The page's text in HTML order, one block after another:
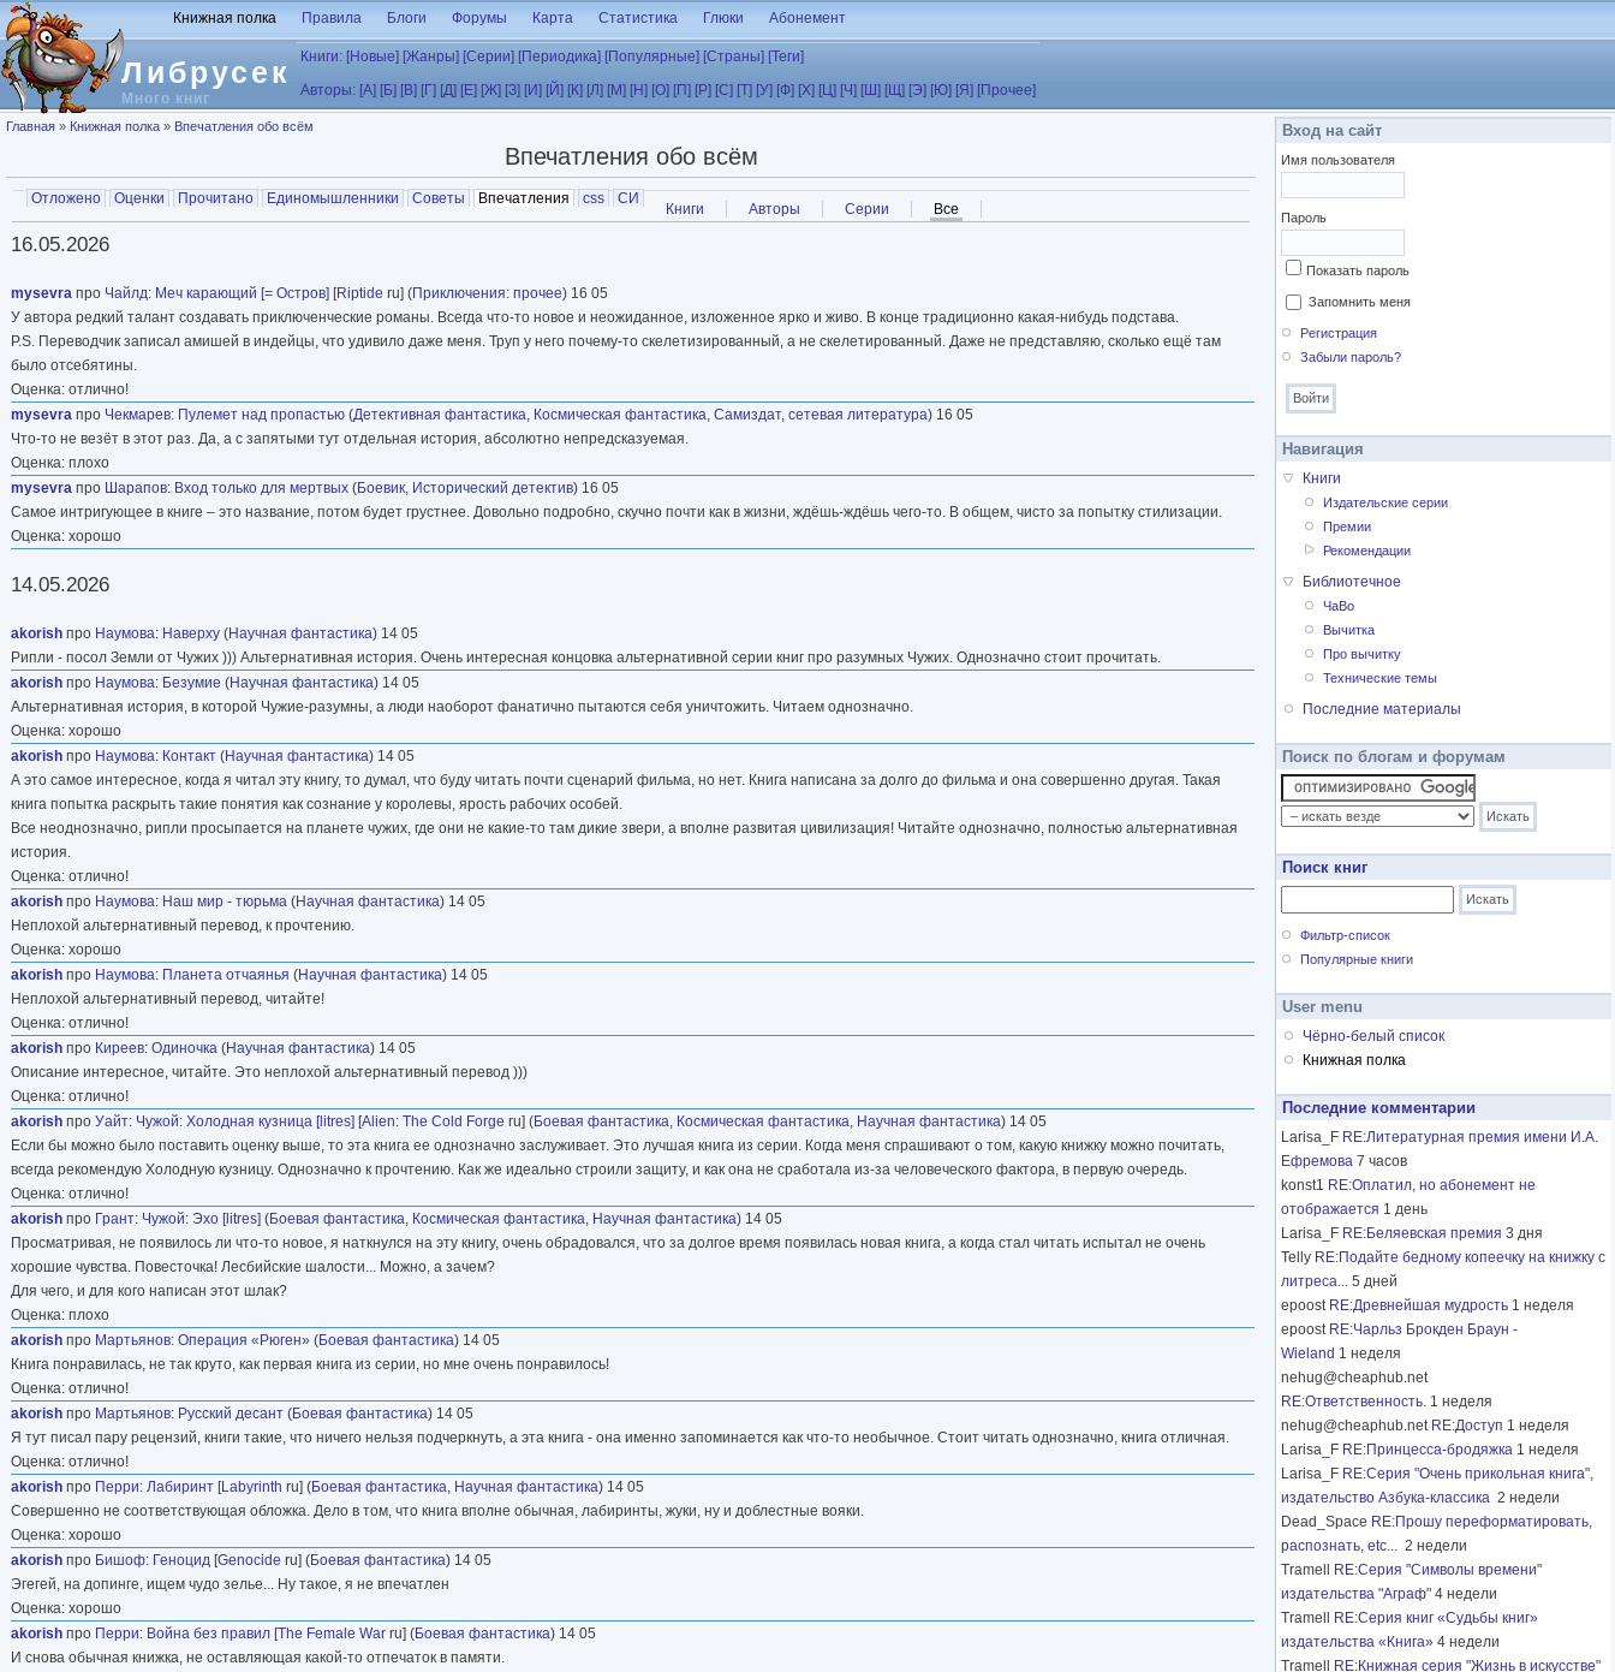
Перейти к основному содержанию
Либрусек
Много книг
Книжная полка Правила Блоги Форумы Карта Статистика Глюки Абонемент
Книги: [Новые] [Жанры] [Серии] [Периодика] [Популярные] [Страны] [Теги]
Авторы: [А] [Б] [В] [Г] [Д] [Е] [Ж] [З] [И] [Й] [К] [Л] [М] [Н] [О] [П] [Р] [С] [Т] [У] [Ф] [Х] [Ц] [Ч] [Ш] [Щ] [Э] [Ю] [Я] [Прочее]
Вы здесь
Главная » Книжная полка » Впечатления обо всём
Впечатления обо всём
Главные вкладки
Отложено Оценки Прочитано Единомышленники Советы Впечатления (активная вкладка)
css СИ
Вторичные вкладки Книги Авторы Серии Все
16.05.2026
mysevra про Чайлд: Меч карающий [= Остров] [Riptide ru] (Приключения: прочее) 16 05
У автора редкий талант создавать приключенческие романы. Всегда что-то новое и неожиданное, изложенное ярко и живо. В конце традиционно какая-нибудь подстава.
P.S. Переводчик записал амишей в индейцы, что удивило даже меня. Труп у него почему-то скелетизированный, а не скелетированный. Даже не представляю, сколько ещё там
было отсебятины.
Оценка: отлично!
mysevra про Чекмарев: Пулемет над пропастью (Детективная фантастика, Космическая фантастика, Самиздат, сетевая литература) 16 05
Что-то не везёт в этот раз. Да, а с запятыми тут отдельная история, абсолютно непредсказуемая.
Оценка: плохо
mysevra про Шарапов: Вход только для мертвых (Боевик, Исторический детектив) 16 05
Самое интригующее в книге – это название, потом будет грустнее. Довольно подробно, скучно почти как в жизни, ждёшь-ждёшь чего-то. В общем, чисто за попытку стилизации.
Оценка: хорошо
14.05.2026
akorish про Наумова: Наверху (Научная фантастика) 14 05
Рипли - посол Земли от Чужих ))) Альтернативная история. Очень интересная концовка альтернативной серии книг про разумных Чужих. Однозначно стоит прочитать.
akorish про Наумова: Безумие (Научная фантастика) 14 05
Альтернативная история, в которой Чужие-разумны, а люди наоборот фанатично пытаются себя уничтожить. Читаем однозначно.
Оценка: хорошо
akorish про Наумова: Контакт (Научная фантастика) 14 05
А это самое интересное, когда я читал эту книгу, то думал, что буду читать почти сценарий фильма, но нет. Книга написана за долго до фильма и она совершенно другая. Такая
книга попытка раскрыть такие понятия как сознание у королевы, ярость рабочих особей.
Все неоднозначно, рипли просыпается на планете чужих, где они не какие-то там дикие звери, а вполне развитая цивилизация! Читайте однозначно, полностью альтернативная
история.
Оценка: отлично!
akorish про Наумова: Наш мир - тюрьма (Научная фантастика) 14 05
Неплохой альтернативный перевод, к прочтению.
Оценка: хорошо
akorish про Наумова: Планета отчаянья (Научная фантастика) 14 05
Неплохой альтернативный перевод, читайте!
Оценка: отлично!
akorish про Киреев: Одиночка (Научная фантастика) 14 05
Описание интересное, читайте. Это неплохой альтернативный перевод )))
Оценка: отлично!
akorish про Уайт: Чужой: Холодная кузница [litres] [Alien: The Cold Forge ru] (Боевая фантастика, Космическая фантастика, Научная фантастика) 14 05
Если бы можно было поставить оценку выше, то эта книга ее однозначно заслуживает. Это лучшая книга из серии. Когда меня спрашивают о том, какую книжку можно почитать,
всегда рекомендую Холодную кузницу. Однозначно к прочтению. Как же идеально строили защиту, и как она не сработала из-за человеческого фактора, в первую очередь.
Оценка: отлично!
akorish про Грант: Чужой: Эхо [litres] (Боевая фантастика, Космическая фантастика, Научная фантастика) 14 05
Просматривая, не появилось ли что-то новое, я наткнулся на эту книгу, очень обрадовался, что за долгое время появилась новая книга, а когда стал читать испытал не очень
хорошие чувства. Повесточка! Лесбийские шалости... Можно, а зачем?
Для чего, и для кого написан этот шлак?
Оценка: плохо
akorish про Мартьянов: Операция «Рюген» (Боевая фантастика) 14 05
Книга понравилась, не так круто, как первая книга из серии, но мне очень понравилось!
Оценка: отлично!
akorish про Мартьянов: Русский десант (Боевая фантастика) 14 05
Я тут писал пару рецензий, книги такие, что ничего нельзя подчеркнуть, а эта книга - она именно запоминается как что-то необычное. Стоит читать однозначно, книга отличная.
Оценка: отлично!
akorish про Перри: Лабиринт [Labyrinth ru] (Боевая фантастика, Научная фантастика) 14 05
Совершенно не соответствующая обложка. Дело в том, что книга вполне обычная, лабиринты, жуки, ну и доблестные вояки.
Оценка: хорошо
akorish про Бишоф: Геноцид [Genocide ru] (Боевая фантастика) 14 05
Эгегей, на допинге, ищем чудо зелье... Ну такое, я не впечатлен
Оценка: хорошо
akorish про Перри: Война без правил [The Female War ru] (Боевая фантастика) 14 05
И снова обычная книжка, не оставляющая какой-то отпечаток в памяти.
Вход на сайт
Имя пользователя
Пароль
Показать пароль
Запомнить меня
Регистрация
Забыли пароль?
Навигация
Книги
Издательские серии
Премии
Рекомендации
Библиотечное
ЧаВо
Вычитка
Про вычитку
Технические темы
Последние материалы
Поиск по блогам и форумам
Поиск книг
Фильтр-список
Популярные книги
User menu
Чёрно-белый список
Книжная полка
Последние комментарии
Larisa_F RE:Литературная премия имени И.А.
Ефремова 7 часов
konst1 RE:Оплатил, но абонемент не
отображается 1 день
Larisa_F RE:Беляевская премия 3 дня
Telly RE:Подайте бедному копеечку на книжку с
литреса... 5 дней
epoost RE:Древнейшая мудрость 1 неделя
epoost RE:Чарльз Брокден Браун -
Wieland 1 неделя
nehug@cheaphub.net
RE:Ответственность. 1 неделя
nehug@cheaphub.net RE:Доступ 1 неделя
Larisa_F RE:Принцесса-бродяжка 1 неделя
Larisa_F RE:Серия "Очень прикольная книга",
издательство Азбука-классика 2 недели
Dead_Space RE:Прошу переформатировать,
распознать, etc... 2 недели
Tramell
RE:Серия "Символы времени"
издательства "Аграф" 4 недели
Tramell
RE:Серия книг «Судьбы книг»
издательства «Книга» 4 недели
Tramell
RE:Книжная серия "Жизнь в искусстве"